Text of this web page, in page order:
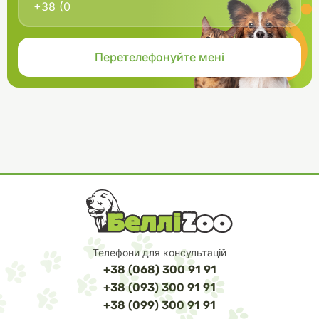
шкідливих речовин у воду, що забезпечує безпечне
середовище для коралів та інших морських організмів.
Телефони для консультацій
+38 (068) 300 91 91
+38 (093) 300 91 91
+38 (099) 300 91 91